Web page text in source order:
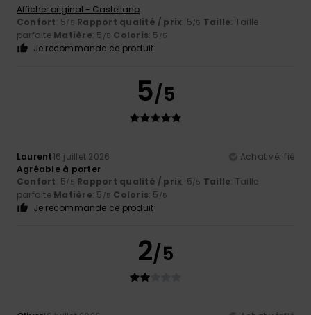
Afficher original - Castellano
Confort: 5/5 Rapport qualité / prix: 5/5 Taille: Taille
parfaite Matière: 5 /5 Coloris: 5 /5
Je recommande ce produit
5/5
Laurent16 juillet 2026
Achat vérifié
Agréable à porter
Confort: 5/5 Rapport qualité / prix: 5/5 Taille: Taille
parfaite Matière: 5 /5 Coloris: 5 /5
Je recommande ce produit
2/5